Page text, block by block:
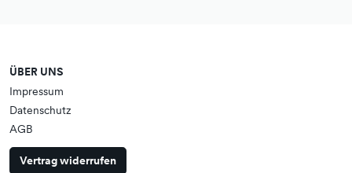
ÜBER UNS
Impressum
Datenschutz
AGB
Vertrag widerrufen